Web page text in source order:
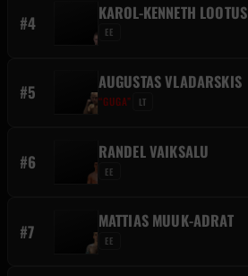
#4 KAROL-KENNETH LOOTUS
EE
#5 AUGUSTAS VLADARSKIS
“GUGA” LT
#6 RANDEL VAIKSALU
EE
#7 MATTIAS MUUK-ADRAT
EE